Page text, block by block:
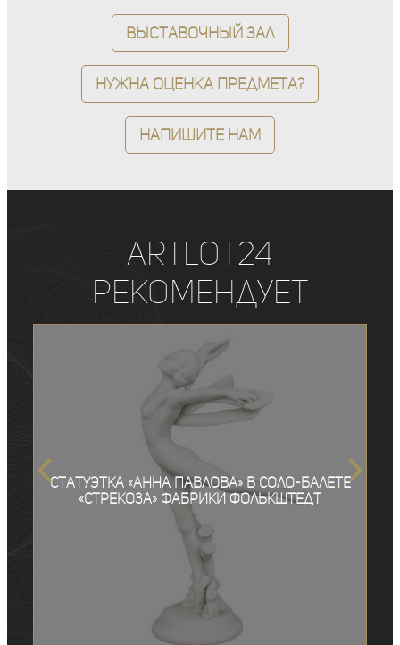
Выставочный зал
Нужна оценка предмета?
Напишите нам
ArtLot24
рекомендует
Статуэтка «Анна Павлова» в соло-балете
«Стрекоза» фабрики Фолькштедт